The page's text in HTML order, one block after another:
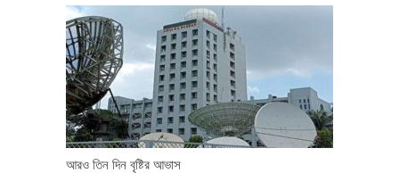
আরও তিন দিন বৃষ্টির আভাস